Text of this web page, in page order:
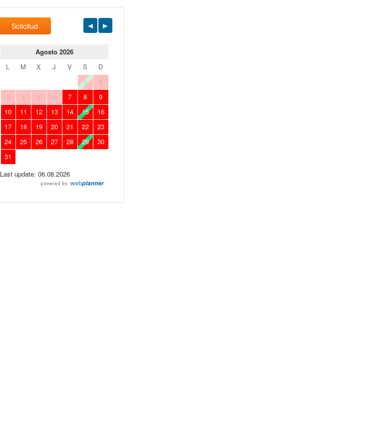
Solicitud
Agosto 2026
L
M X J V S
D
1
2
3
4 5 6 7 8
9
10
11 12 13 14 15
16
17
18 19 20 21 22
23
24
25 26 27 28 29
30
31
Last update: 06.08.2026